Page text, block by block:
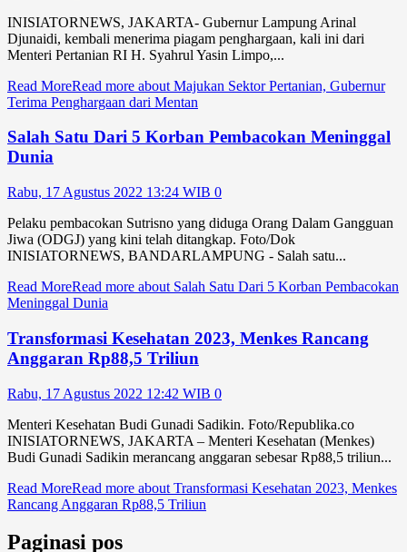
INISIATORNEWS, JAKARTA- Gubernur Lampung Arinal
Djunaidi, kembali menerima piagam penghargaan, kali ini dari
Menteri Pertanian RI H. Syahrul Yasin Limpo,...
Read MoreRead more about Majukan Sektor Pertanian, Gubernur
Terima Penghargaan dari Mentan
Salah Satu Dari 5 Korban Pembacokan Meninggal
Dunia
Rabu, 17 Agustus 2022 13:24 WIB 0
Pelaku pembacokan Sutrisno yang diduga Orang Dalam Gangguan
Jiwa (ODGJ) yang kini telah ditangkap. Foto/Dok
INISIATORNEWS, BANDARLAMPUNG - Salah satu...
Read MoreRead more about Salah Satu Dari 5 Korban Pembacokan
Meninggal Dunia
Transformasi Kesehatan 2023, Menkes Rancang
Anggaran Rp88,5 Triliun
Rabu, 17 Agustus 2022 12:42 WIB 0
Menteri Kesehatan Budi Gunadi Sadikin. Foto/Republika.co
INISIATORNEWS, JAKARTA – Menteri Kesehatan (Menkes)
Budi Gunadi Sadikin merancang anggaran sebesar Rp88,5 triliun...
Read MoreRead more about Transformasi Kesehatan 2023, Menkes
Rancang Anggaran Rp88,5 Triliun
Paginasi pos